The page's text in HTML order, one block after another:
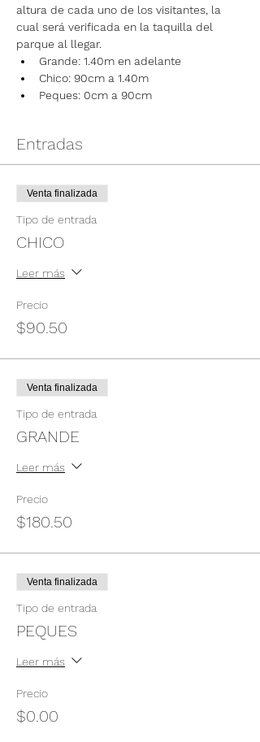
altura de cada uno de los visitantes, la
cual será verificada en la taquilla del
parque al llegar.
Grande: 1.40m en adelante
Chico: 90cm a 1.40m
Peques: 0cm a 90cm
Entradas
Venta finalizada
Tipo de entrada
CHICO
Leer más
Precio
$90.50
Venta finalizada
Tipo de entrada
GRANDE
Leer más
Precio
$180.50
Venta finalizada
Tipo de entrada
PEQUES
Leer más
Precio
$0.00